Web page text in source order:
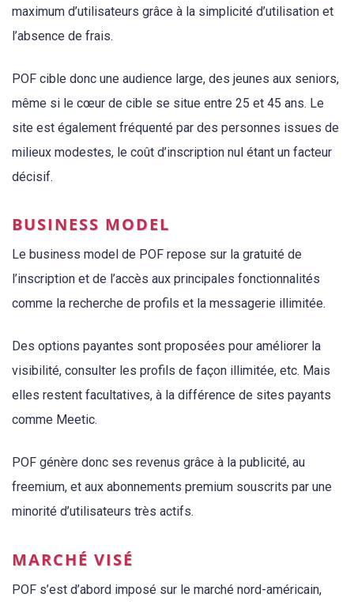
maximum d’utilisateurs grâce à la simplicité d’utilisation et
l’absence de frais.
POF cible donc une audience large, des jeunes aux seniors,
même si le cœur de cible se situe entre 25 et 45 ans. Le
site est également fréquenté par des personnes issues de
milieux modestes, le coût d’inscription nul étant un facteur
décisif.
BUSINESS MODEL
Le business model de POF repose sur la gratuité de
l’inscription et de l’accès aux principales fonctionnalités
comme la recherche de profils et la messagerie illimitée.
Des options payantes sont proposées pour améliorer la
visibilité, consulter les profils de façon illimitée, etc. Mais
elles restent facultatives, à la différence de sites payants
comme Meetic.
POF génère donc ses revenus grâce à la publicité, au
freemium, et aux abonnements premium souscrits par une
minorité d’utilisateurs très actifs.
MARCHÉ VISÉ
POF s’est d’abord imposé sur le marché nord-américain,